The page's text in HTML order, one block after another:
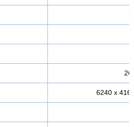
26
6240 x